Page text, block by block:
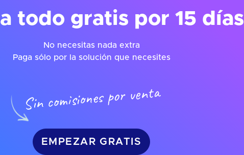
todo gratis por 15 días
No necesitas nada extra
Paga sólo por la solución que necesites
Sin comisiones por venta
EMPEZAR GRATIS